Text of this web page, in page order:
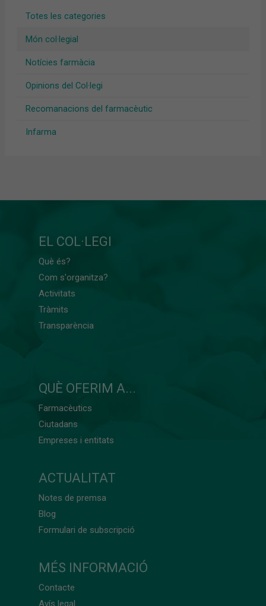
Totes les categories
Món col·legial
Notícies farmàcia
Opinions del Col·legi
Recomanacions del farmacèutic
Infarma
EL COL·LEGI
Què és?
Com s'organitza?
Activitats
Tràmits
Transparència
QUÈ OFERIM A...
Farmacèutics
Ciutadans
Empreses i entitats
ACTUALITAT
Notes de premsa
Blog
Formulari de subscripció
MÉS INFORMACIÓ
Contacte
Avís legal